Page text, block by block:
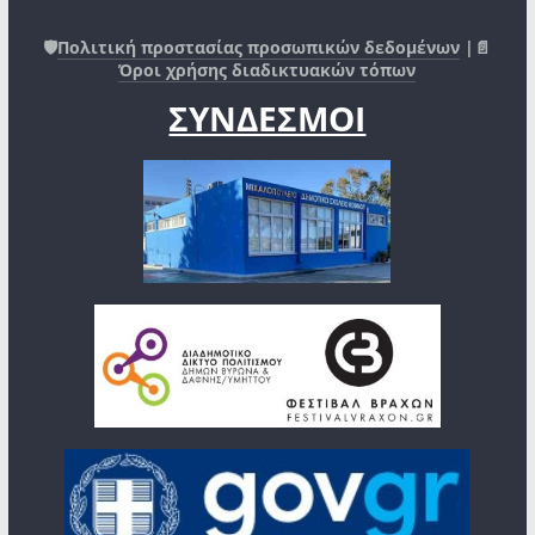
🛡️Πολιτική προστασίας προσωπικών δεδομένων |📄
Όροι χρήσης διαδικτυακών τόπων
ΣΥΝΔΕΣΜΟΙ